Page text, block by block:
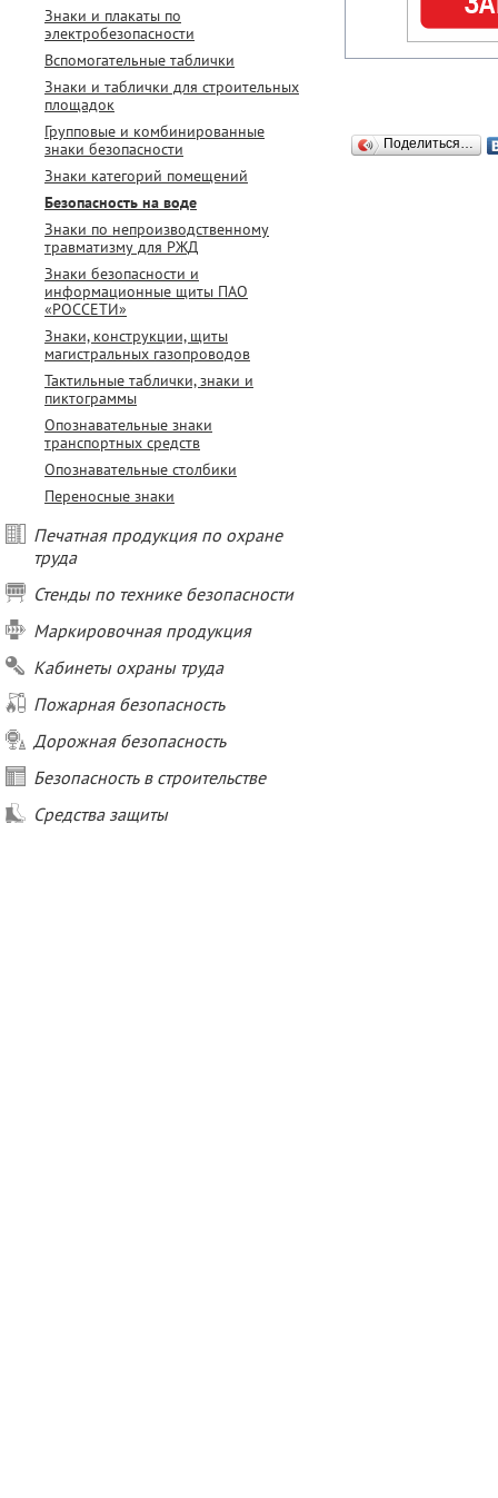
Знаки и плакаты по
электробезопасности
Вспомогательные таблички
Знаки и таблички для строительных
площадок
Групповые и комбинированные
знаки безопасности
Знаки категорий помещений
Безопасность на воде
Знаки по непроизводственному
травматизму для РЖД
Знаки безопасности и
информационные щиты ПАО
«РОССЕТИ»
Знаки, конструкции, щиты
магистральных газопроводов
Тактильные таблички, знаки и
пиктограммы
Опознавательные знаки
транспортных средств
Опознавательные столбики
Переносные знаки
Печатная продукция по охране
труда
Стенды по технике безопасности
Маркировочная продукция
Кабинеты охраны труда
Пожарная безопасность
Дорожная безопасность
Безопасность в строительстве
Средства защиты
Поделиться…